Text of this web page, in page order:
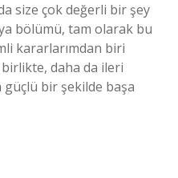
size çok değerli bir şey
bölümü, tam olarak bu
kararlarımdan biri
daha da ileri
bir şekilde başa